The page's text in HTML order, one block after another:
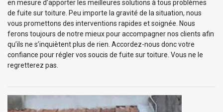
en mesure d’apporter les meilleures solutions à tous problèmes
de fuite sur toiture. Peu importe la gravité de la situation, nous
vous promettons des interventions rapides et soignée. Nous
ferons toujours de notre mieux pour accompagner nos clients afin
qu’ils ne s’inquiètent plus de rien. Accordez-nous donc votre
confiance pour régler vos soucis de fuite sur toiture. Vous ne le
regretterez pas.